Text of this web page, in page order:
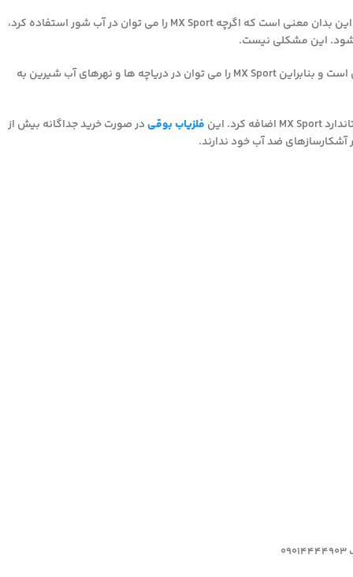
MX Sport تا 10 فوت ضد آب است. با این حال، این یک فلزیاب تک فرکانس با بهره بسیار بالا است. این بدان معنی است که اگرچه MX Sport را می توان در آب شور استفاده کرد،
شود. این مشکلی نیست.
در همه آشکارسازهای تک فرکانس مشترک است. با این حال، آب شیرین برای یک آشکارساز نامرئی است و بنابراین MX Sport را می توان در دریاچه ها و نهرهای آب شیرین به
فلزیاب بوقیدر صورت خرید جداگانه بیش از